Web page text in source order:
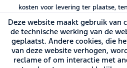
kosten voor levering ter plaatse,
Deze website maakt gebruik van
de technische werking van de
geplaatst. Andere cookies, die
van deze website verhogen,
reclame of om interactie met